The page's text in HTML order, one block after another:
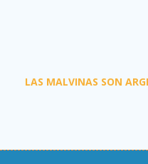
LAS MALVINAS SON